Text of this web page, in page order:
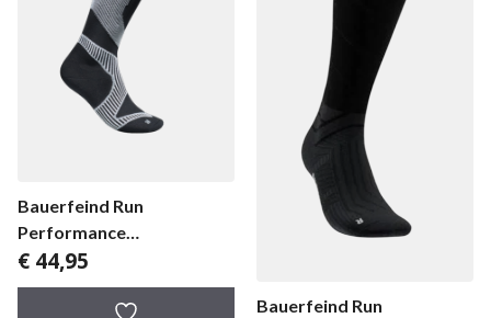
Bauerfeind Run
Performance
Compression
herensokken
€ 44,95
Bauerfeind Run